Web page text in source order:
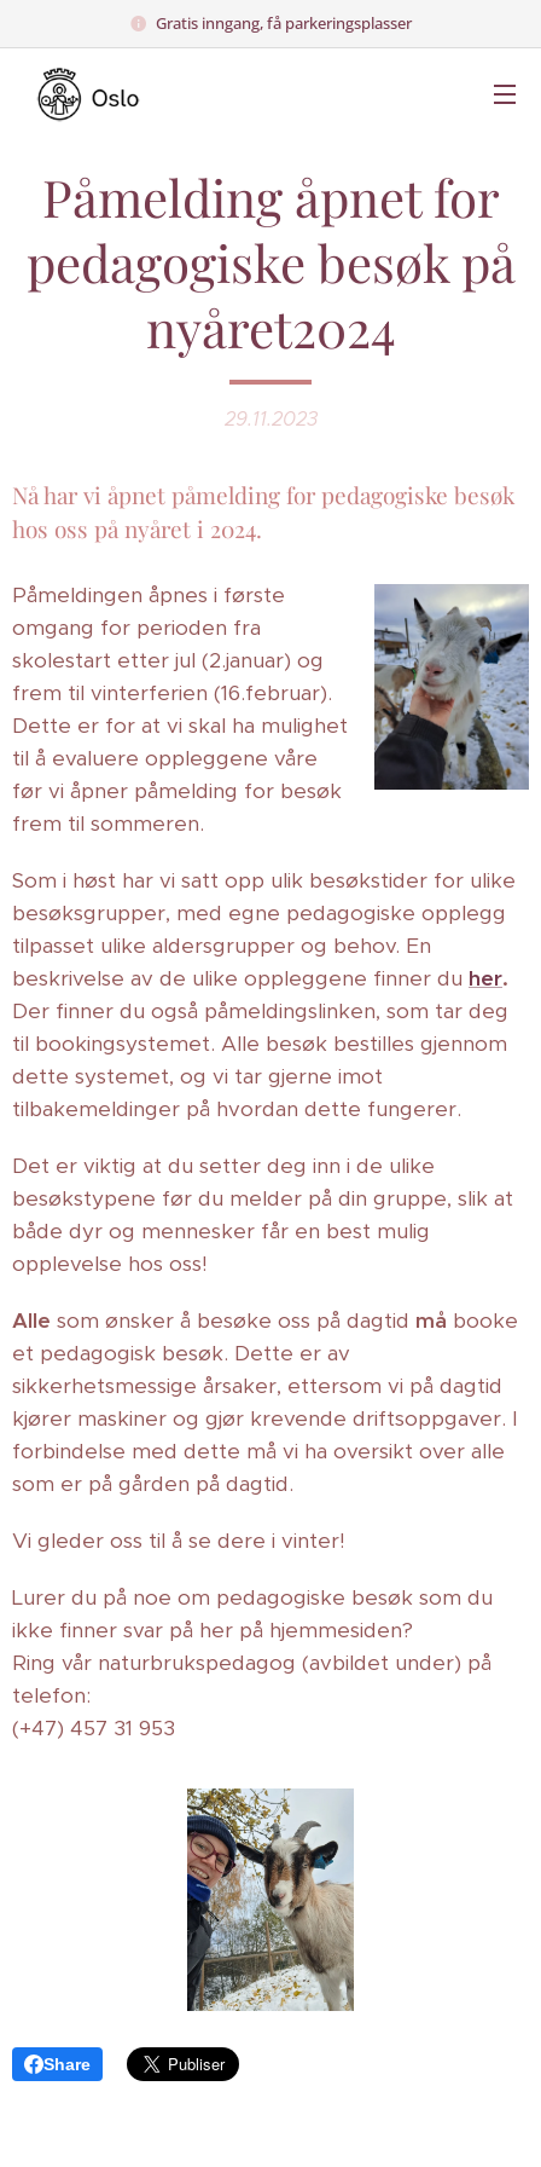
Gratis inngang, få parkeringsplasser
Påmelding åpnet for
pedagogiske besøk på
nyåret2024
29.11.2023
Nå har vi åpnet påmelding for pedagogiske besøk
hos oss på nyåret i 2024.
Påmeldingen åpnes i første
omgang for perioden fra
skolestart etter jul (2.januar) og
frem til vinterferien (16.februar).
Dette er for at vi skal ha mulighet
til å evaluere oppleggene våre
før vi åpner påmelding for besøk
frem til sommeren.
Som i høst har vi satt opp ulik besøkstider for ulike
besøksgrupper, med egne pedagogiske opplegg
tilpasset ulike aldersgrupper og behov. En
beskrivelse av de ulike oppleggene finner du her.
Der finner du også påmeldingslinken, som tar deg
til bookingsystemet. Alle besøk bestilles gjennom
dette systemet, og vi tar gjerne imot
tilbakemeldinger på hvordan dette fungerer.
Det er viktig at du setter deg inn i de ulike
besøkstypene før du melder på din gruppe, slik at
både dyr og mennesker får en best mulig
opplevelse hos oss!
Alle som ønsker å besøke oss på dagtid må booke
et pedagogisk besøk. Dette er av
sikkerhetsmessige årsaker, ettersom vi på dagtid
kjører maskiner og gjør krevende driftsoppgaver. I
forbindelse med dette må vi ha oversikt over alle
som er på gården på dagtid.
Vi gleder oss til å se dere i vinter!
Lurer du på noe om pedagogiske besøk som du
ikke finner svar på her på hjemmesiden?
Ring vår naturbrukspedagog (avbildet under) på
telefon:
(+47) 457 31 953
Share